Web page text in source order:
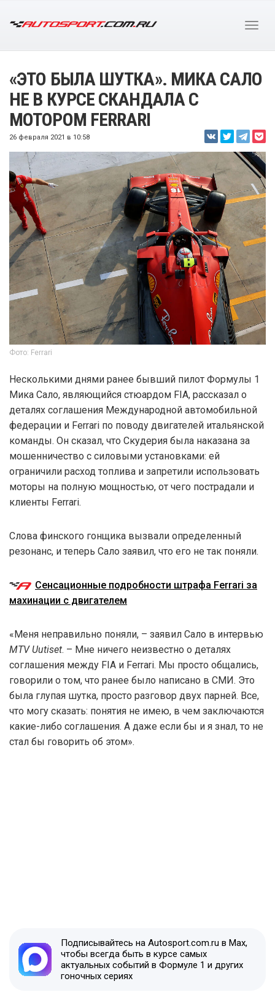
«ЭТО БЫЛА ШУТКА». МИКА САЛО
НЕ В КУРСЕ СКАНДАЛА С
МОТОРОМ FERRARI
26 февраля 2021 в 10:58
Фото: Ferrari
Несколькими днями ранее бывший пилот Формулы 1
Мика Сало, являющийся стюардом FIA, рассказал о
деталях соглашения Международной автомобильной
федерации и Ferrari по поводу двигателей итальянской
команды. Он сказал, что Скудерия была наказана за
мошенничество с силовыми установками: ей
ограничили расход топлива и запретили использовать
моторы на полную мощностью, от чего пострадали и
клиенты Ferrari.
Слова финского гонщика вызвали определенный
резонанс, и теперь Сало заявил, что его не так поняли.
Сенсационные подробности штрафа Ferrari за
махинации с двигателем
«Меня неправильно поняли, – заявил Сало в интервью
MTV Uutiset. – Мне ничего неизвестно о деталях
соглашения между FIA и Ferrari. Мы просто общались,
говорили о том, что ранее было написано в СМИ. Это
была глупая шутка, просто разговор двух парней. Все,
что могу сказать: понятия не имею, в чем заключаются
какие-либо соглашения. А даже если бы и я знал, то не
стал бы говорить об этом».
Подписывайтесь на Autosport.com.ru в Max,
чтобы всегда быть в курсе самых
актуальных событий в Формуле 1 и других
гоночных сериях